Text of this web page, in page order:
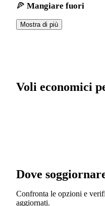
Mangiare fuori
Mostra di più
Voli economici
Dove
Confronta le opzioni e
aggiornati.